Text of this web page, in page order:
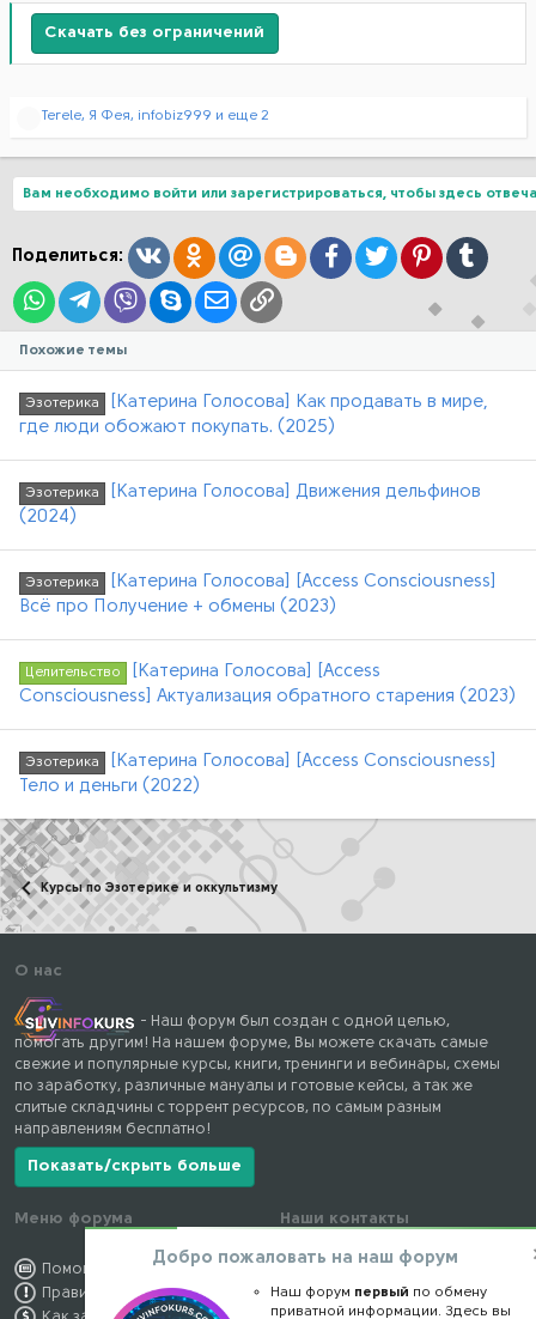
Скачать без ограничений
Р
ц
и
:
Terele, Я Фея, infobiz999 и еще 2
Вам необходимо войти или зарегистрироваться, чтобы здесь
Поделиться: ВконтактеОдноклассники
Mail.ruBloggerFacebook
TwitterPinterestTumblr
WhatsAppTelegram
ViberSkypeЭлектронная почта
Ссылка
Похожие темы
Эзотерика
[Катерина Голосова] Как продавать в мире,
где люди обожают покупать. (2025)
Эзотерика
[Катерина Голосова] Движения дельфинов
(2024)
Эзотерика
[Катерина Голосова] [Access Consciousness]
Всё про Получение + обмены (2023)
Целительство
[Катерина Голосова] [Access
Consciousness] Актуализация обратного старения (2023)
Эзотерика
[Катерина Голосова] [Access Consciousness]
Тело и деньги (2022)
Курсы по Эзотерике и оккультизму
О нас
- Наш форум был создан с одной целью,
помогать другим! На нашем форуме, Вы можете скачать самые
свежие и популярные курсы, книги, тренинги и вебинары, схемы
по заработку, различные мануалы и готовые кейсы, а так же
слитые складчины с торрент ресурсов, по самым разным
направлениям бесплатно!
Показать/скрыть больше
Меню форума
Помощь по форуму
Правила форума
Наши контакты
kursstore@mail.ru
Обратная связь
Добро пожаловать на наш форум
Наш форум первый по обмену
приватной информации. Здесь вы